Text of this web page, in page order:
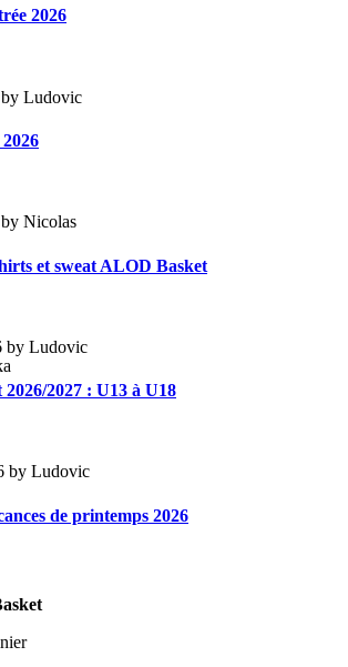
2026
Ludovic
Nicolas
et sweat ALOD Basket
by Ludovic
2027 : U13 à U18
by Ludovic
de printemps 2026